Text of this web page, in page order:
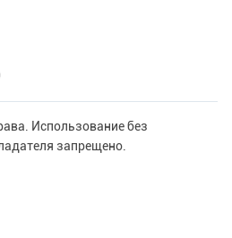
Использование без
запрещено.